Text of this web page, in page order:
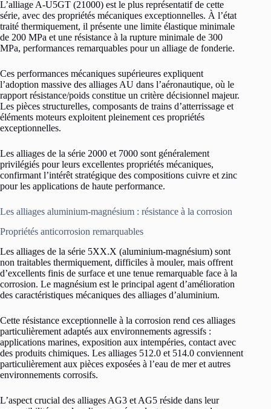
L’alliage A-U5GT (21000) est le plus représentatif de cette
série, avec des propriétés mécaniques exceptionnelles. À l’état
traité thermiquement, il présente une limite élastique minimale
de 200 MPa et une résistance à la rupture minimale de 300
MPa, performances remarquables pour un alliage de fonderie.
Ces performances mécaniques supérieures expliquent
l’adoption massive des alliages AU dans l’aéronautique, où le
rapport résistance/poids constitue un critère décisionnel majeur.
Les pièces structurelles, composants de trains d’atterrissage et
éléments moteurs exploitent pleinement ces propriétés
exceptionnelles.
Les alliages de la série 2000 et 7000 sont généralement
privilégiés pour leurs excellentes propriétés mécaniques,
confirmant l’intérêt stratégique des compositions cuivre et zinc
pour les applications de haute performance.
Les alliages aluminium-magnésium : résistance à la corrosion
Propriétés anticorrosion remarquables
Les alliages de la série 5XX.X (aluminium-magnésium) sont
non traitables thermiquement, difficiles à mouler, mais offrent
d’excellents finis de surface et une tenue remarquable face à la
corrosion. Le magnésium est le principal agent d’amélioration
des caractéristiques mécaniques des alliages d’aluminium.
Cette résistance exceptionnelle à la corrosion rend ces alliages
particulièrement adaptés aux environnements agressifs :
applications marines, exposition aux intempéries, contact avec
des produits chimiques. Les alliages 512.0 et 514.0 conviennent
particulièrement aux pièces exposées à l’eau de mer et autres
environnements corrosifs.
L’aspect crucial des alliages AG3 et AG5 réside dans leur